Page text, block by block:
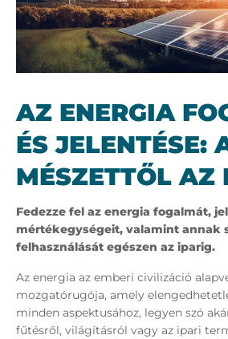
AZ ENER­GIA
ÉS JE­LEN­TÉ­SE:
MÉ­SZET­TŐL AZ
Fedezze fel az energia fogalmát,
mértékegységeit, valamint annak
felhasználását egészen az iparig.
Az energia az emberi civilizáció
mozgatórugója, amely
minden aspektusához, legyen szó
fűtésről, világításról vagy az ipari